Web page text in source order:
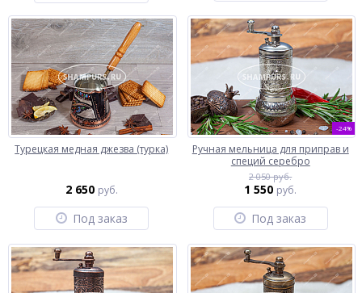
Турецкая медная джезва (турка)
2 650 руб.
Под заказ
-24%
Ручная мельница для приправ и
специй серебро
2 050 руб.
1 550 руб.
Под заказ